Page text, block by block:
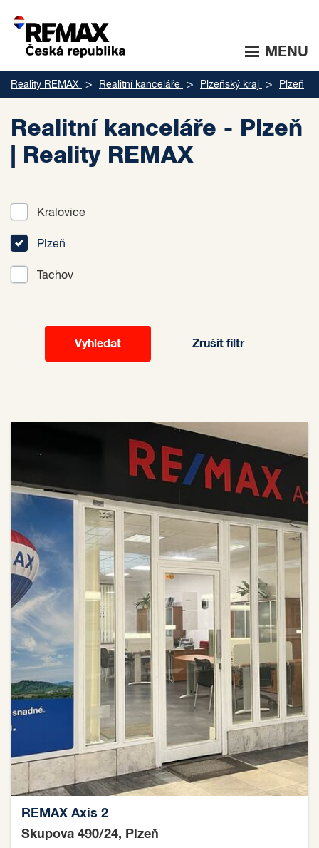
MENU
Reality REMAX Realitní kanceláře Plzeňský kraj Plzeň
Realitní kanceláře - Plzeň
| Reality REMAX
Kralovice
Plzeň
Tachov
Zrušit filtr
REMAX Axis 2
Skupova 490/24, Plzeň